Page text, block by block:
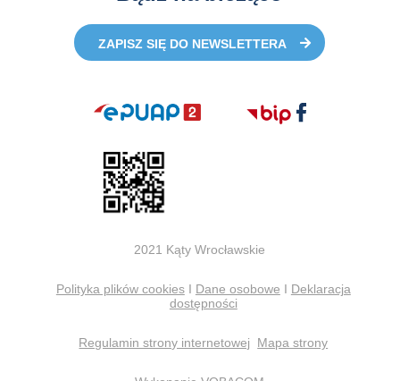
ZAPISZ SIĘ DO NEWSLETTERA
2021 Kąty Wrocławskie
Polityka plików cookiesI Dane osobowe I Deklaracja
dostępności
Regulamin strony internetowej Mapa strony